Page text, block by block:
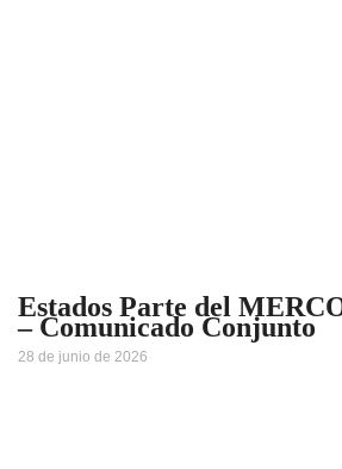
Estados Parte del
– Comunicado Conjunto
28 de junio de 2026